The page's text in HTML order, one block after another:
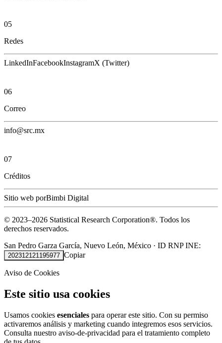
05
Redes
LinkedInFacebookInstagramX (Twitter)
06
Correo
info@src.mx
07
Créditos
Sitio web porBimbi Digital
© 2023–2026 Statistical Research Corporation®. Todos los
derechos reservados.
San Pedro Garza García, Nuevo León, México · ID RNP INE:
202312121195977 Copiar
Aviso de Cookies
Este sitio usa cookies
Usamos cookies esenciales para operar este sitio. Con su permiso
activaremos análisis y marketing cuando integremos esos servicios.
Consulta nuestro aviso-de-privacidad para el tratamiento completo